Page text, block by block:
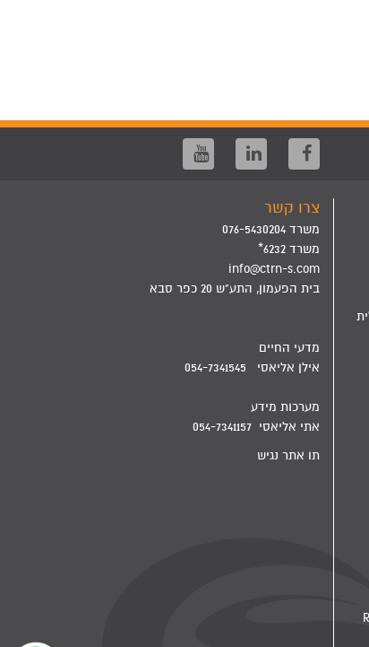
צרו קשר
משרד 076-5430204
משרד 6232*
info@ctrn-s.com
בית הפעמון, התע"ש 20 כפר סבא
מדעי החיים
אילן אליאסי 054-7341545
מערכות מידע
אתי אליאסי 054-7341157
תו אתר נגיש